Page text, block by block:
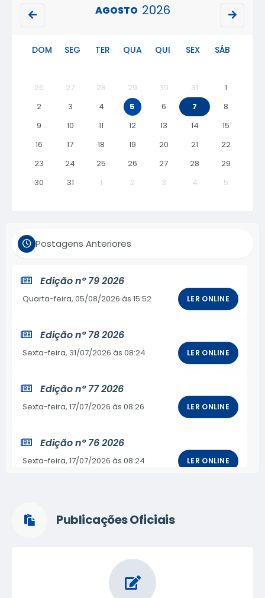
AGOSTO 2026
DOM SEG TER QUA QUI SEX SÁB
26 27 28 29 30 31
1
2
3 4 5 6 7
8
9
10 11 12 13 14
15
16
17 18 19 20 21
22
23
24 25 26 27 28
29
30
31 1 2 3 4 5
Postagens Anteriores
Edição nº 79 2026
Quarta-feira 05/08/2026 15:52 LER ONLINE
Edição nº 78 2026
Sexta-feira 31/07/2026 08:24 LER ONLINE
Edição nº 77 2026
Sexta-feira 17/07/2026 08:26 LER ONLINE
Edição nº 76 2026
Sexta-feira 17/07/2026 08:24 LER ONLINE
Terça-feira 07/07/2026 11:45
17/06/2026 09:04
Publicações Oficiais